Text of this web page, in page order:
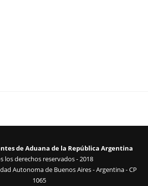
de Aduana de la República Argentina
los derechos reservados - 2018
Autonoma de Buenos Aires - Argentina - CP
1065